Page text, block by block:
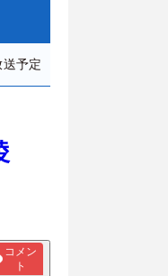
予定
コメン
ト